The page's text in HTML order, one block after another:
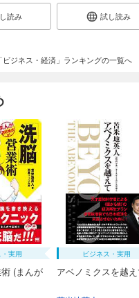
読み 試し読み
「ビジネス・経済」ランキングの一覧へ
実用
術 (まんが
ビジネス・実用
アベノミクスを越